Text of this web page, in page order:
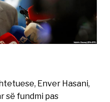
Enver Hasani,
së fundmi pas